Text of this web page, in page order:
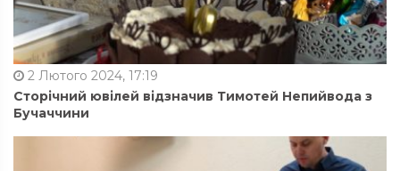
2 Лютого 2024, 17:19
Сторічний ювілей відзначив Тимотей Непийвода з
Бучаччини